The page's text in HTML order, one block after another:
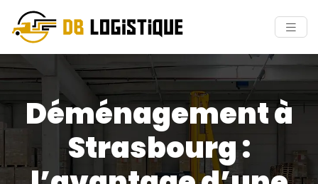
Déménagement à
Strasbourg :